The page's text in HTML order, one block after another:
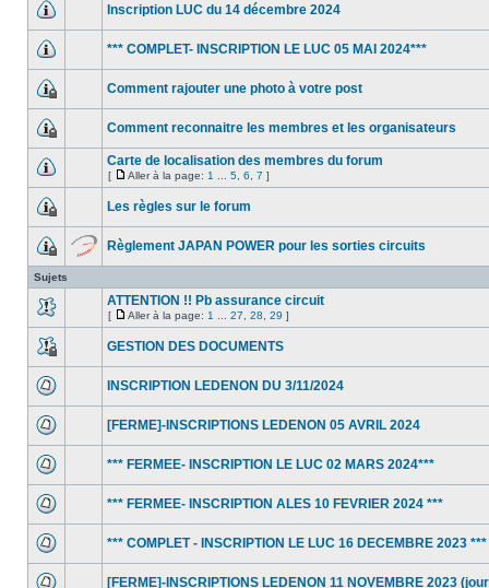
Inscription LUC du 14 décembre 2024
*** COMPLET- INSCRIPTION LE LUC 05 MAI 2024***
Comment rajouter une photo à votre post
Comment reconnaitre les membres et les organisateurs
Carte de localisation des membres du forum
[ Aller à la page: 1 5 6 7 ]
Les règles sur le forum
Règlement JAPAN POWER pour les sorties circuits
Sujets
ATTENTION !! Pb assurance circuit
[ Aller à la page: 1 27 28 29 ]
GESTION DES DOCUMENTS
INSCRIPTION LEDENON DU 3/11/2024
[FERME]-INSCRIPTIONS LEDENON 05 AVRIL 2024
*** FERMEE- INSCRIPTION LE LUC 02 MARS 2024***
*** FERMEE- INSCRIPTION ALES 10 FEVRIER 2024 ***
*** COMPLET - INSCRIPTION LE LUC 16 DECEMBRE 2023 ***
[FERME]-INSCRIPTIONS LEDENON 11 NOVEMBRE 2023